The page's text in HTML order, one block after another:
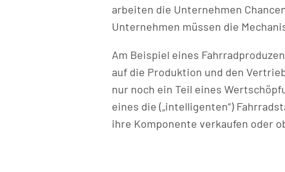
arbeiten die Unternehmen
Unternehmen müssen die
Am Beispiel eines
auf die Produktion und den
nur noch ein Teil eines
eines die („intelligenten“)
ihre Komponente verkaufen oder